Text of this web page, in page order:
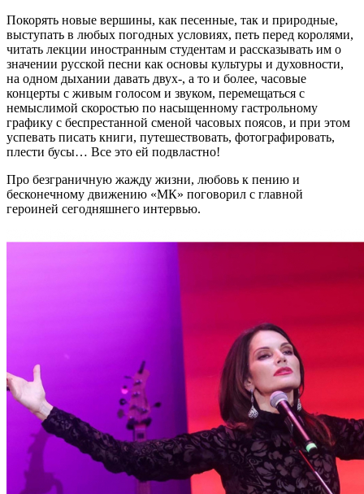
Покорять новые вершины, как песенные, так и природные,
выступать в любых погодных условиях, петь перед королями,
читать лекции иностранным студентам и рассказывать им о
значении русской песни как основы культуры и духовности,
на одном дыхании давать двух-, а то и более, часовые
концерты с живым голосом и звуком, перемещаться с
немыслимой скоростью по насыщенному гастрольному
графику с беспрестанной сменой часовых поясов, и при этом
успевать писать книги, путешествовать, фотографировать,
плести бусы… Все это ей подвластно!
Про безграничную жажду жизни, любовь к пению и
бесконечному движению «МК» поговорил с главной
героиней сегодняшнего интервью.